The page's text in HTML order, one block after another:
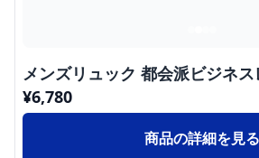
メンズリュック 都会派ビジネ
¥6,780
商品の詳細を見る